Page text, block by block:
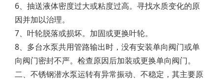
6、抽送液体密度过大或粘度过高。寻找水质变化的原
因并加以治理。
7、叶轮脱落或损坏。加固或更换叶轮。
8、多台水泵共用管路输出时，没有安装单向阀门或单
向阀门密封不严。检查原因后加装或更换单向阀门。
二、不锈钢潜水泵运转有异常振动、不稳定，其主要原